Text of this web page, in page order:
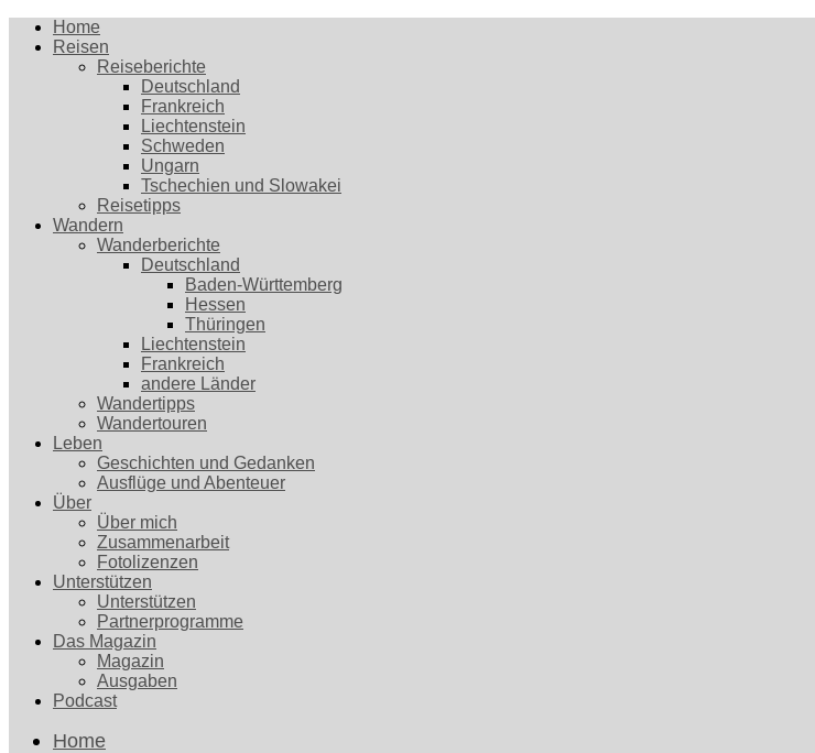
Home
Reisen
Reiseberichte
Deutschland
Frankreich
Liechtenstein
Schweden
Ungarn
Tschechien und Slowakei
Reisetipps
Wandern
Wanderberichte
Deutschland
Baden-Württemberg
Hessen
Thüringen
Liechtenstein
Frankreich
andere Länder
Wandertipps
Wandertouren
Leben
Geschichten und Gedanken
Ausflüge und Abenteuer
Über
Über mich
Zusammenarbeit
Fotolizenzen
Unterstützen
Unterstützen
Partnerprogramme
Das Magazin
Magazin
Ausgaben
Podcast
Home